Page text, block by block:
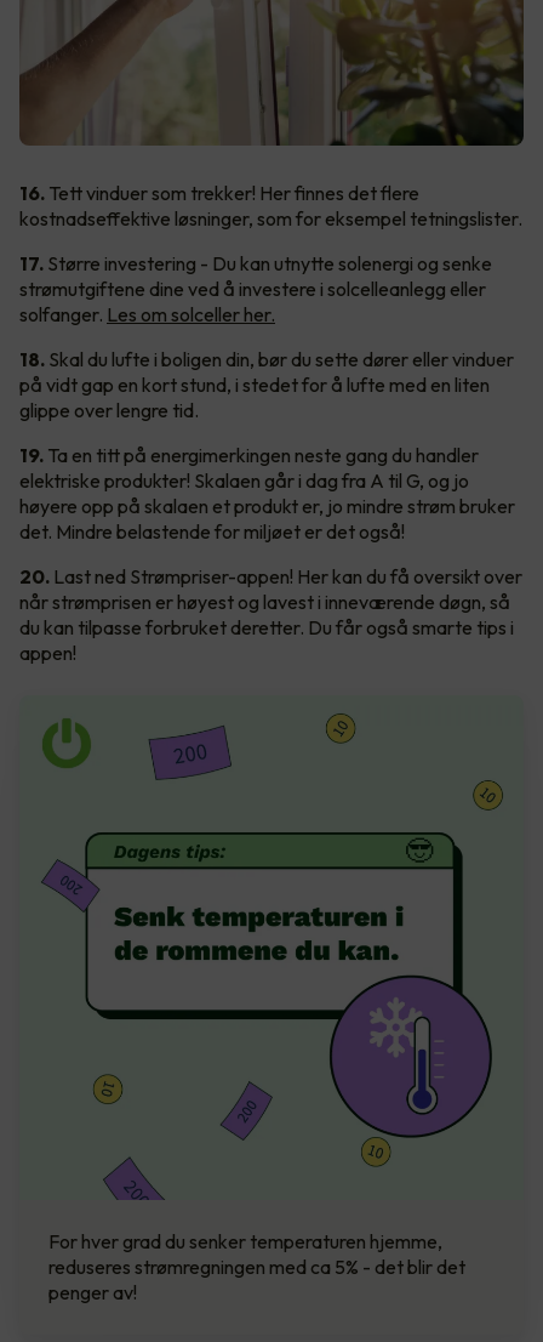
16. Tett vinduer som trekker! Her finnes det flere
kostnadseffektive løsninger, som for eksempel tetningslister.
17. Større investering - Du kan utnytte solenergi og senke
strømutgiftene dine ved å investere i solcelleanlegg eller
solfanger. Les om solceller her.
18. Skal du lufte i boligen din, bør du sette dører eller vinduer
på vidt gap en kort stund, i stedet for å lufte med en liten
glippe over lengre tid.
19. Ta en titt på energimerkingen neste gang du handler
elektriske produkter! Skalaen går i dag fra A til G, og jo
høyere opp på skalaen et produkt er, jo mindre strøm bruker
det. Mindre belastende for miljøet er det også!
20. Last ned Strømpriser-appen! Her kan du få oversikt over
når strømprisen er høyest og lavest i inneværende døgn, så
du kan tilpasse forbruket deretter. Du får også smarte tips i
appen!
For hver grad du senker temperaturen hjemme,
reduseres strømregningen med ca 5% - det blir det
penger av!